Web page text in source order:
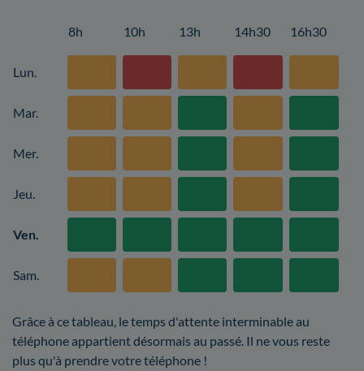
8h 10h 13h 14h30 16h30
Lun.
Mar.
Mer.
Jeu.
Ven.
Sam.
Grâce à ce tableau, le temps d'attente interminable au
téléphone appartient désormais au passé. Il ne vous reste
plus qu'à prendre votre téléphone !